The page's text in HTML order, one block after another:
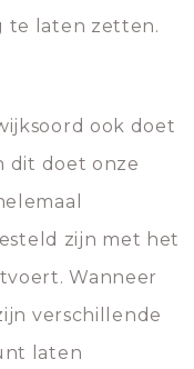
te laten zetten.
ook doet
dit doet onze
zijn met het
Wanneer
verschillende
laten